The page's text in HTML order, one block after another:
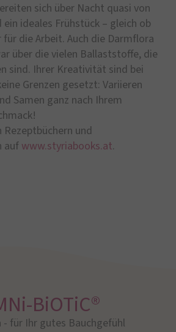
sich über Nacht quasi von
ein ideales Frühstück – gleich ob
die Arbeit. Auch die Darmflora
über die vielen Ballaststoffe, die
sind. Ihrer Kreativität sind bei
Grenzen gesetzt: Variieren
Samen ganz nach Ihrem
und
auf www.styriabooks.at.
BiOTiC®
für Ihr gutes Bauchgefühl​